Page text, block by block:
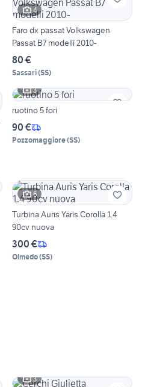
4
Faro dx passat Volkswagen
Passat B7 modelli 2010-
80 €
Sassari(SS)
3
ruotino 5 fori
90 €
Pozzomaggiore(SS)
6
Turbina Auris Yaris Corolla 1.4
90cv nuova
300 €
Olmedo(SS)
3